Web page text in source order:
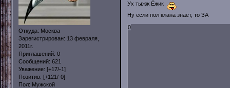
Откуда: Москва
Зарегистрирован: 13 февраля,
2011г.
Приглашений: 0
Сообщений: 621
Уважение: [+17/-1]
Позитив: [+121/-0]
Пол: Мужской
Ух тыжж Ёжик
Ну если пол клана знает, то ЗА
0